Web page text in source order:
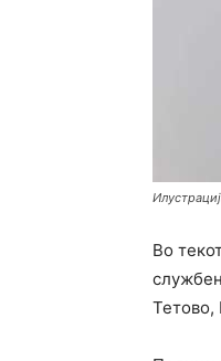
Во
Тетово,